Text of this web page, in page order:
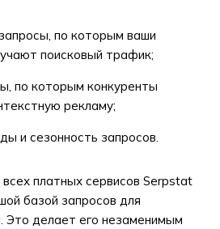
по которым ваши
поисковый трафик;
по которым конкуренты
рекламу;
и сезонность запросов.
платных сервисов Serpstat
базой запросов для
Это делает его незаменимым